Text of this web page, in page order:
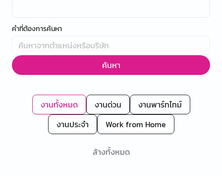
คำที่ต้องการค้นหา
ค้นหา
งานทั้งหมด งานด่วน
งานพาร์ทไทม์
งานประจำ
Work from Home
ล้างทั้งหมด